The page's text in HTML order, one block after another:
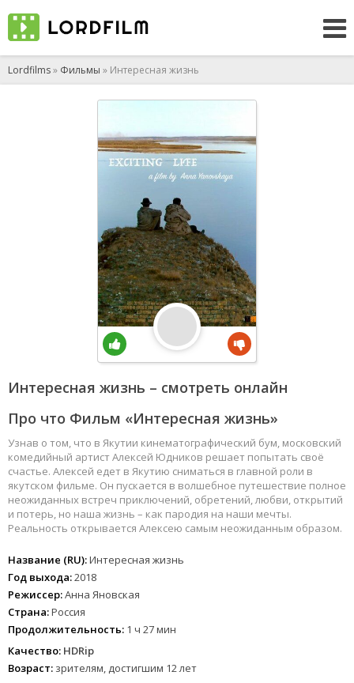
Lordfilms» Фильмы » Интересная жизнь
Интересная жизнь – смотреть онлайн
Про что Фильм «Интересная жизнь»
Узнав о том, что в Якутии кинематографический бум, московский
комедийный артист Алексей Юдников решает попытать своё
счастье. Алексей едет в Якутию сниматься в главной роли в
якутском фильме. Он пускается в волшебное путешествие полное
неожиданных встреч приключений, обретений, любви, открытий
и потерь, но наша жизнь – как пародия на наши мечты.
Реальность открывается Алексею самым неожиданным образом.
Название (RU):Интересная жизнь
Год выхода:2018
Режиссер:Анна Яновская
Страна:Россия
Продолжительность: 1 ч 27 мин
Качество: HDRip
Возраст: зрителям, достигшим 12 лет